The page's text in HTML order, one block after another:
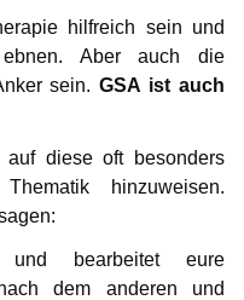
hilfreich sein und
Aber auch die
sein.GSA ist auch
diese oft besonders
hinzuweisen.
bearbeitet eure
dem anderen und